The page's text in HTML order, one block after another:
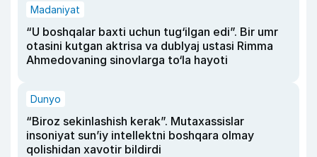
Madaniyat
“U boshqalar baxti uchun tug‘ilgan edi”. Bir umr
otasini kutgan aktrisa va dublyaj ustasi Rimma
Ahmedovaning sinovlarga to‘la hayoti
Dunyo
“Biroz sekinlashish kerak”. Mutaxassislar
insoniyat sun’iy intellektni boshqara olmay
qolishidan xavotir bildirdi